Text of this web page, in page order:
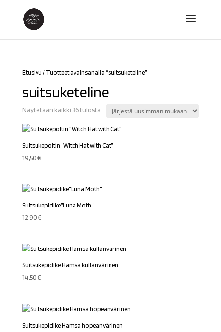
Etusivu / Tuotteet avainsanalla “suitsuketeline”
suitsuketeline
Näytetään kaikki 36 tulostaSorted
latest
Suitsukepoltin ”Witch Hat with Cat”
19,50€
Suitsukepidike”Luna Moth”
12,90€
Suitsukepidike Hamsa kullanvärinen
14,50€
Suitsukepidike Hamsa hopeanvärinen